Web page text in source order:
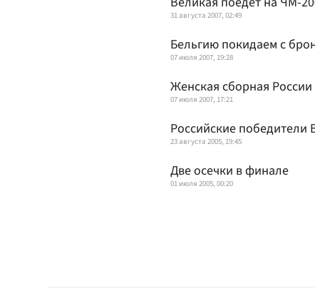
31 августа 2007, 02:49
Бельгию покидаем с
07 июля 2007, 19:28
Женская сборная
07 июля 2007, 17:21
Российские победители
23 августа 2005, 19:45
Две осечки в финале
01 июля 2005, 00:20